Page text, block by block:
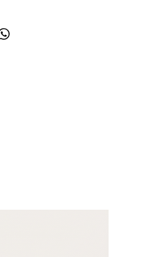
légèrement fruitées. Notes de tête :
de cœur : cachemire, ylang-ylang,